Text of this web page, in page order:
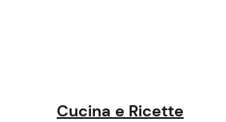
Cucina e Ricette